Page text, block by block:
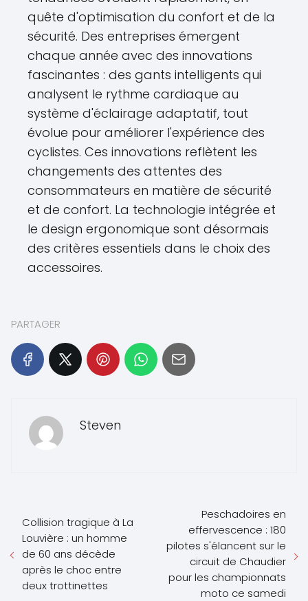
quête d'optimisation du confort et de la
sécurité. Des entreprises émergent
chaque année avec des innovations
fascinantes : des gants intelligents qui
analysent le rythme cardiaque au
système d'éclairage adaptatif, tout
évolue pour améliorer l'expérience des
cyclistes. Ces innovations reflètent les
changements des attentes des
consommateurs en matière de sécurité
et de confort. La technologie intégrée et
le design ergonomique sont désormais
des critères essentiels dans le choix des
accessoires.
PARTAGER
Steven
Collision tragique à La
Louvière : un homme
de 60 ans décède
après le choc entre
deux trottinettes
Peschadoires en
effervescence : 180
pilotes s'élancent sur le
circuit de Chaudier
pour les championnats
moto ce samedi